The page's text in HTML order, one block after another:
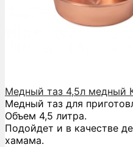
Медный таз 4,5л медный
Медный таз для
Объем 4,5 литра.
Подойдет и в качестве
хамама.